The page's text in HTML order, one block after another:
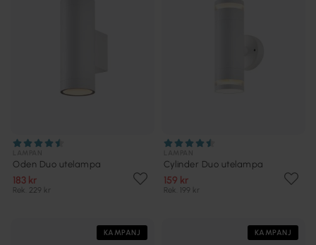
Oden Duo utelampa
183 kr
Rek. 229 kr
Cylinder Duo utelampa
159 kr
Rek. 199 kr
KAMPANJ KAMPANJ